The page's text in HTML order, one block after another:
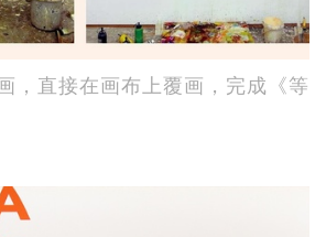
，直接在画布上覆画，完成《等